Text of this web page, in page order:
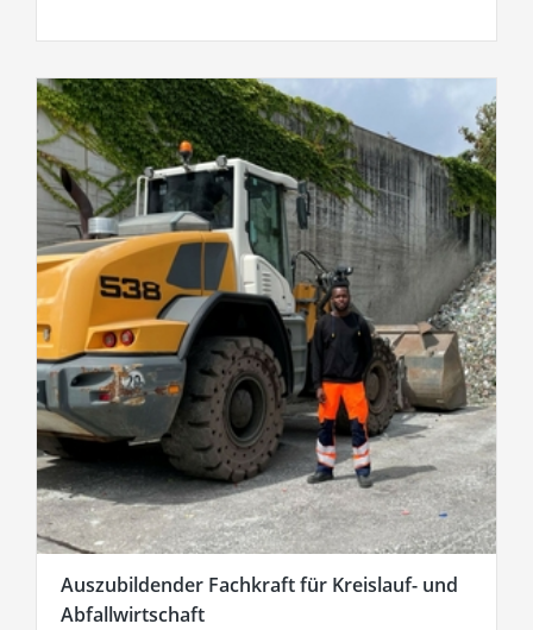
Auszubildender Fachkraft für Kreislauf- und
Abfallwirtschaft